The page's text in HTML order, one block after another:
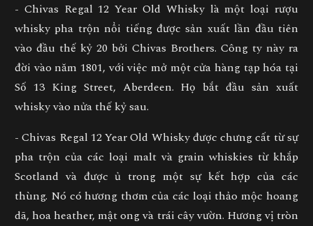
- Chivas Regal 12 Year Old Whisky là một loại rượu
whisky pha trộn nổi tiếng được sản xuất lần đầu tiên
vào đầu thế kỷ 20 bởi Chivas Brothers. Công ty này ra
đời vào năm 1801, với việc mở một cửa hàng tạp hóa tại
Số 13 King Street, Aberdeen. Họ bắt đầu sản xuất
whisky vào nửa thế kỷ sau.
- Chivas Regal 12 Year Old Whisky được chưng cất từ sự
pha trộn của các loại malt và grain whiskies từ khắp
Scotland và được ủ trong một sự kết hợp của các
thùng. Nó có hương thơm của các loại thảo mộc hoang
dã, hoa heather, mật ong và trái cây vườn. Hương vị tròn